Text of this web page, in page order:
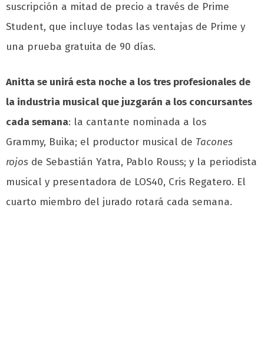
suscripción a mitad de precio a través de Prime
Student, que incluye todas las ventajas de Prime y
una prueba gratuita de 90 días.
Anitta se unirá esta noche a los tres profesionales de
la industria musical que juzgarán a los concursantes
cada semana: la cantante nominada a los
Grammy, Buika; el productor musical de Tacones
rojos de Sebastián Yatra, Pablo Rouss; y la periodista
musical y presentadora de LOS40, Cris Regatero. El
cuarto miembro del jurado rotará cada semana.